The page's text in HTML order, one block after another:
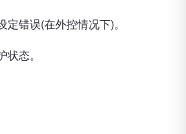
误(在外控情况下)。
态。